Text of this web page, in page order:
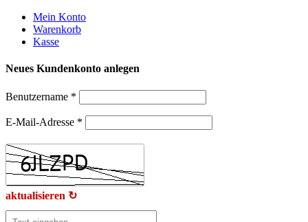
Weiter
zum
Inhalt
Mein Konto
Warenkorb
Kasse
Neues Kundenkonto anlegen
Benutzername *
E-Mail-Adresse *
aktualisieren ↻